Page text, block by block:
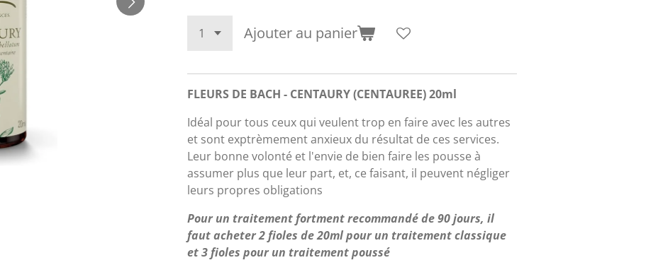
Ajouter au panier
FLEURS DE BACH - CENTAURY (CENTAUREE) 20ml
Idéal pour tous ceux qui veulent trop en faire avec les autres
et sont exptrèmement anxieux du résultat de ces services.
Leur bonne volonté et l'envie de bien faire les pousse à
assumer plus que leur part, et, ce faisant, il peuvent négliger
leurs propres obligations
Pour un traitement fortment recommandé de 90 jours, il
faut acheter 2 fioles de 20ml pour un traitement classique
et 3 fioles pour un traitement poussé